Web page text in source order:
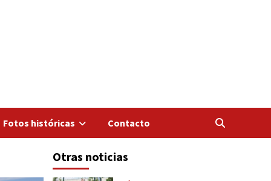
Fotos históricas Contacto
Otras noticias